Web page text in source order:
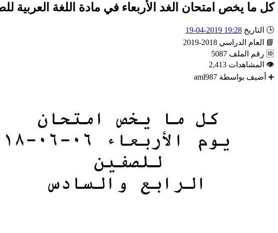
كل ما يخص امتحان الغد الأربعاء في مادة اللغة العربية
🕒 التاريخ 19:28 2019-04-19
📘
العام الدراسي 2018-2019
🆔 رقم الملف 5087
👁 المشاهدات 2,413
➕ أضيف بواسطة aml987